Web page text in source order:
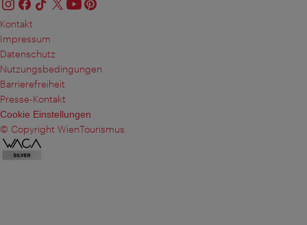
Kontakt
Impressum
Datenschutz
Nutzungsbedingungen
Barrierefreiheit
Presse-Kontakt
Cookie Einstellungen
© Copyright WienTourismus